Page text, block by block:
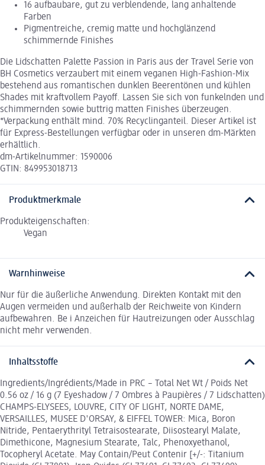
16 aufbaubare, gut zu verblendende, lang anhaltende
Farben
Pigmentreiche, cremig matte und hochglänzend
schimmernde Finishes
Die Lidschatten Palette Passion in Paris aus der Travel Serie von
BH Cosmetics verzaubert mit einem veganen High-Fashion-Mix
bestehend aus romantischen dunklen Beerentönen und kühlen
Shades mit kraftvollem Payoff. Lassen Sie sich von funkelnden und
schimmernden sowie buttrig matten Finishes überzeugen.
*Verpackung enthält mind. 70% Recyclinganteil. Dieser Artikel ist
für Express-Bestellungen verfügbar oder in unseren dm-Märkten
erhältlich.
dm-Artikelnummer: 1590006
GTIN: 849953018713
Produktmerkmale
Produkteigenschaften:
Vegan
Warnhinweise
Nur für die äußerliche Anwendung. Direkten Kontakt mit den
Augen vermeiden und außerhalb der Reichweite von Kindern
aufbewahren. Be i Anzeichen für Hautreizungen oder Ausschlag
nicht mehr verwenden.
Inhaltsstoffe
Ingredients/Ingrédients/Made in PRC – Total Net Wt / Poids Net
0.56 oz / 16 g (7 Eyeshadow / 7 Ombres à Paupières / 7 Lidschatten)
CHAMPS-ELYSEES, LOUVRE, CITY OF LIGHT, NORTE DAME,
VERSAILLES, MUSEE D'ORSAY, & EIFFEL TOWER: Mica, Boron
Nitride, Pentaerythrityl Tetraisostearate, Diisostearyl Malate,
Dimethicone, Magnesium Stearate, Talc, Phenoxyethanol,
Tocopheryl Acetate. May Contain/Peut Contenir [+/-: Titanium